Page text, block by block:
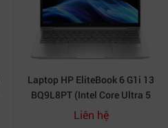
Laptop HP EliteBook 6 G1i 13
BQ9L8PT (Intel Core Ultra 5
225U | 16GB | 512GB | Intel
Graphics | 13.3 inch WUXGA
Liên hệ